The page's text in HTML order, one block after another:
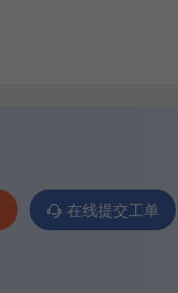
在线提交工单